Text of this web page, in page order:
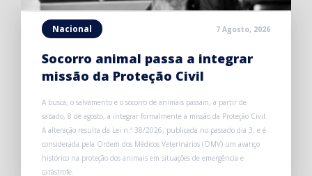
Nacional 7 Agosto, 2026
Socorro animal passa a integrar
missão da Proteção Civil
A busca, o salvamento e o socorro de animais passam, a partir de
sábado, 8 de agosto, a integrar formalmente a missão da Proteção Civil.
A alteração resulta da Lei n.º 38/2026, publicada no passado dia 3, e é
considerada pela Ordem dos Médicos Veterinários (OMV) um avanço
histórico na proteção dos animais em situações de emergência e
catástrofe.